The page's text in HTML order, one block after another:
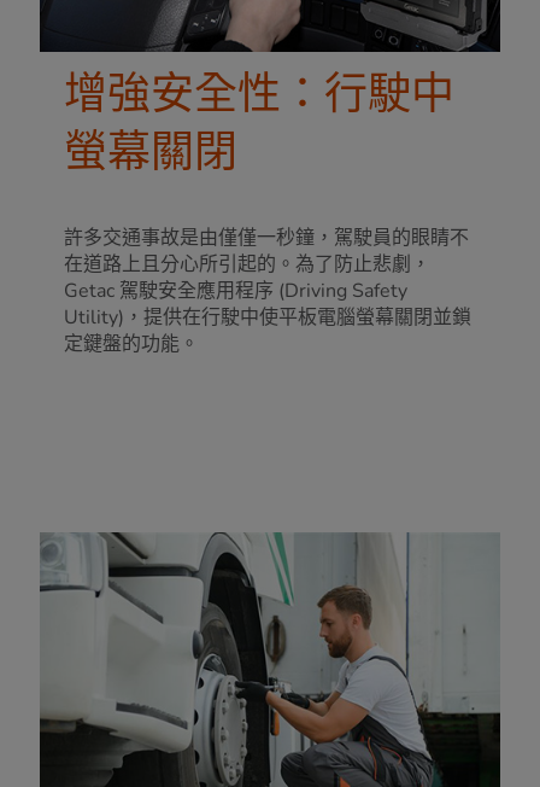
增強安全性：行駛中
螢幕關閉
許多交通事故是由僅僅一秒鐘，駕駛員的眼睛不
在道路上且分心所引起的。為了防止悲劇，
Getac 駕駛安全應用程序 (Driving Safety
Utility)，提供在行駛中使平板電腦螢幕關閉並鎖
定鍵盤的功能。